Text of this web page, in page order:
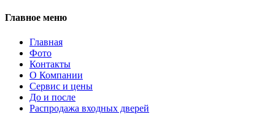
Главное меню
Главная
Фото
Контакты
О Компании
Сервис и цены
До и после
Распродажа входных дверей